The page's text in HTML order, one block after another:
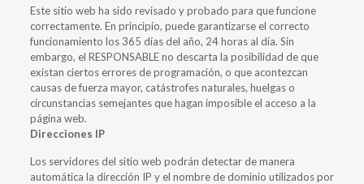
Este sitio web ha sido revisado y probado para que funcione
correctamente. En principio, puede garantizarse el correcto
funcionamiento los 365 días del año, 24 horas al día. Sin
embargo, el RESPONSABLE no descarta la posibilidad de que
existan ciertos errores de programación, o que acontezcan
causas de fuerza mayor, catástrofes naturales, huelgas o
circunstancias semejantes que hagan imposible el acceso a la
página web.
Direcciones IP
Los servidores del sitio web podrán detectar de manera
automática la dirección IP y el nombre de dominio utilizados por